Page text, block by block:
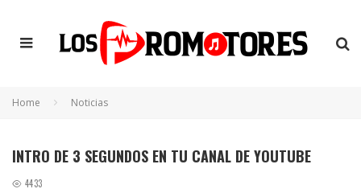
Home Noticias
INTRO DE 3 SEGUNDOS EN TU CANAL DE YOUTUBE
4433